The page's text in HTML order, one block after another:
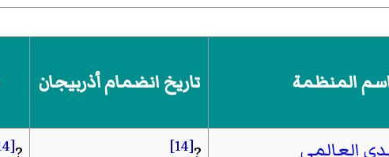
المنظمة تاريخ انضمام أذربيجان
العالمي
[14]
[14]